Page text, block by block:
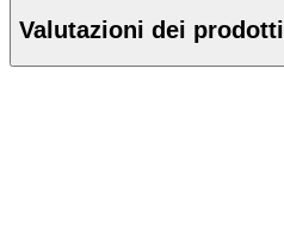
Valutazioni dei prodotti